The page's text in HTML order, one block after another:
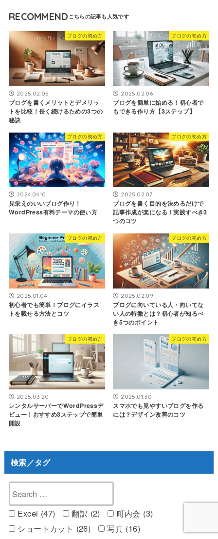
RECOMMEND
ブログの初め方
2025.02.05
ブログを書くメリットとデメリッ
トを比較！長く続けるための3つの
秘訣
ブログの初め方
2025.02.06
ブログを簡単に始める！初心者で
もできる作り方【3ステップ】
ブログの初め方
2024.04.10
見栄えのいいブログ作り！
WordPress有料テーマの使い方
ブログの初め方
2025.02.07
ブログを書く目的を決めるだけで
記事作成が楽になる！実践すべき3
つのコツ
ブログの初め方
2025.01.04
初心者でも簡単！ブログにイラス
トを載せる方法とコツ
ブログの初め方
2025.02.09
ブログに向いている人・向いてな
い人の特徴とは？初心者が知るべ
き5つのポイント
ブログの初め方
2025.03.20
レンタルサーバーでWordPressデ
ビュー！おすすめ3ステップで簡単
開設
ブログの初め方
2025.01.30
スマホでも見やすいブログを作る
には？デザイン改善のコツ
検索／タグ
Excel (47) 翻訳 (2)
町内会 (3)
ショートカット (26)
写真 (16)